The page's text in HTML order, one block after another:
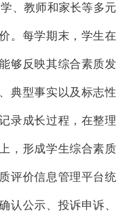
、教师和家长等多元
。每学期末，学生在
够反映其综合素质发
典型事实以及标志性
录成长过程，在整理
，形成学生综合素质
评价信息管理平台统
认公示、投诉申诉、